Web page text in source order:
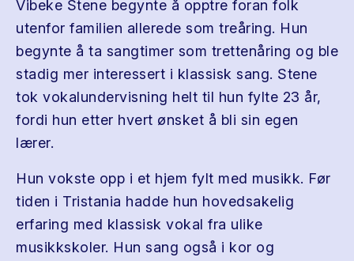
Vibeke Stene begynte å opptre foran folk
utenfor familien allerede som treåring. Hun
begynte å ta sangtimer som trettenåring og ble
stadig mer interessert i klassisk sang. Stene
tok vokalundervisning helt til hun fylte 23 år,
fordi hun etter hvert ønsket å bli sin egen
lærer.
Hun vokste opp i et hjem fylt med musikk. Før
tiden i Tristania hadde hun hovedsakelig
erfaring med klassisk vokal fra ulike
musikkskoler. Hun sang også i kor og